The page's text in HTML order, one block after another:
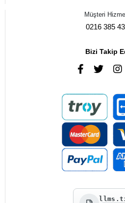
Müşteri
0216 385
Bizi Takip